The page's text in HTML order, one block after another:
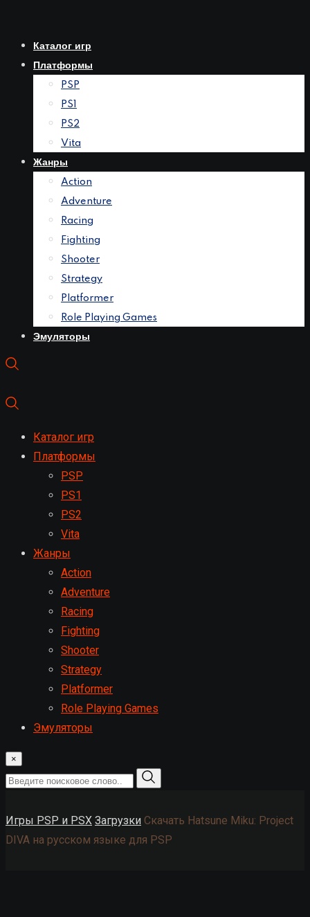
контентуКаталог игр
Платформы
PSP
PS1
PS2
Vita
Жанры
Action
Adventure
Racing
Fighting
Shooter
Strategy
Platformer
Role Playing Games
Эмуляторы
Каталог игр
Платформы
PSP
PS1
PS2
Vita
Жанры
Action
Adventure
Racing
Fighting
Shooter
Strategy
Platformer
Role Playing Games
Эмуляторы
×
Игры PSP и PSX Загрузки Скачать Hatsune Miku: Project
DIVA на русском языке для PSP